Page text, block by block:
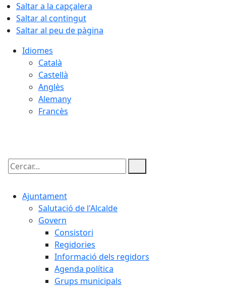
Saltar a la capçalera
Saltar al contingut
Saltar al peu de pàgina
Idiomes
Català
Castellà
Anglès
Alemany
Francès
Cercar:
Ajuntament
Salutació de l'Alcalde
Govern
Consistori
Regidories
Informació dels regidors
Agenda política
Grups municipals